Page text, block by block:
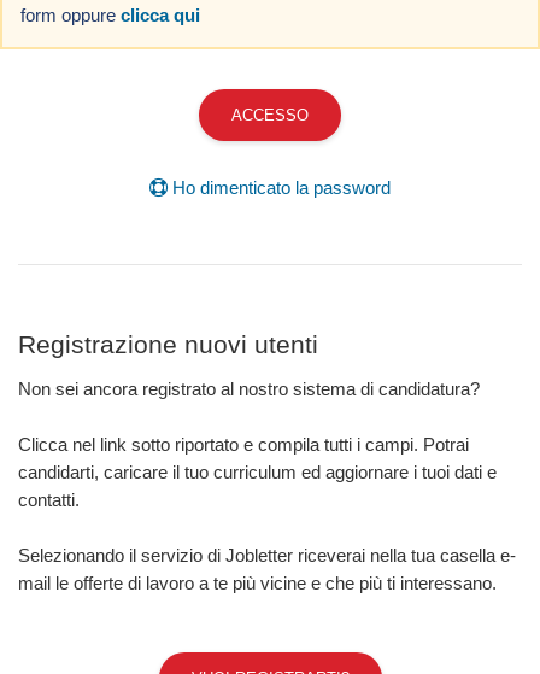
form oppure clicca qui
ACCESSO
Ho dimenticato la password
Registrazione nuovi utenti
Non sei ancora registrato al nostro sistema di candidatura?
Clicca nel link sotto riportato e compila tutti i campi. Potrai
candidarti, caricare il tuo curriculum ed aggiornare i tuoi dati e
contatti.
Selezionando il servizio di Jobletter riceverai nella tua casella e-
mail le offerte di lavoro a te più vicine e che più ti interessano.